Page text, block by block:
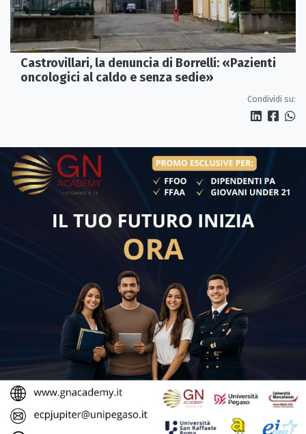
Castrovillari, la denuncia di Borrelli: «Pazienti
oncologici al caldo e senza sedie»
Condividi su: